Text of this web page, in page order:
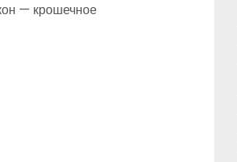
— крошечное